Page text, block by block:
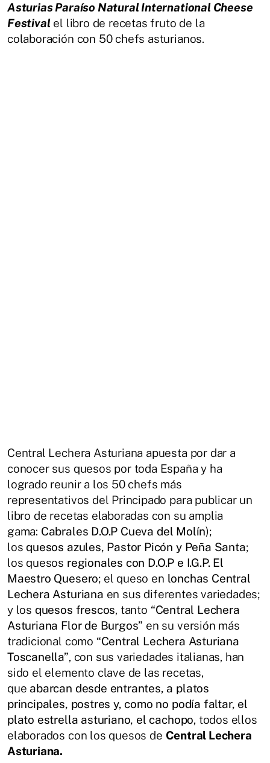
Asturias Paraíso Natural International Cheese
Festivalel libro de recetas fruto de la
colaboración con 50 chefs asturianos.
Central Lechera Asturiana apuesta por dar a
conocer sus quesos por toda España y ha
logrado reunir a los 50 chefs más
representativos del Principado para publicar un
libro de recetas elaboradas con su amplia
gama: Cabrales D.O.P Cueva del Molín);
los quesos azules, Pastor Picón y Peña Santa;
los quesos regionales con D.O.P e I.G.P. El
Maestro Quesero; el queso en lonchas Central
Lechera Asturiana en sus diferentes variedades;
y los quesos frescos, tanto “Central Lechera
Asturiana Flor de Burgos” en su versión más
tradicional como “Central Lechera Asturiana
Toscanella”, con sus variedades italianas, han
sido el elemento clave de las recetas,
que abarcan desde entrantes, a platos
principales, postres y, como no podía faltar, el
plato estrella asturiano, el cachopo, todos ellos
elaborados con los quesos de Central Lechera
Asturiana.